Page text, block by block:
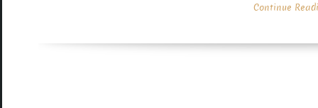
Continue